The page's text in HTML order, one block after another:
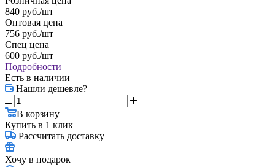
840 руб./шт
Оптовая цена
756 руб./шт
Спец цена
600 руб./шт
Подробности
Есть в наличии
Нашли дешевле?
В корзину
Купить в 1 клик
Рассчитать доставку
Хочу в подарок